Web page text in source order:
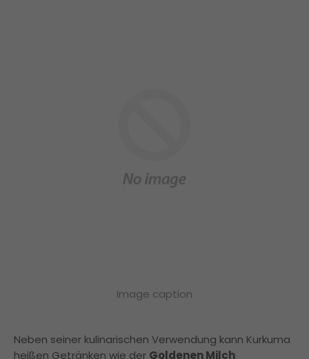
Image caption
Neben seiner kulinarischen Verwendung kann Kurkuma
heißen Getränken wie der Goldenen Milch